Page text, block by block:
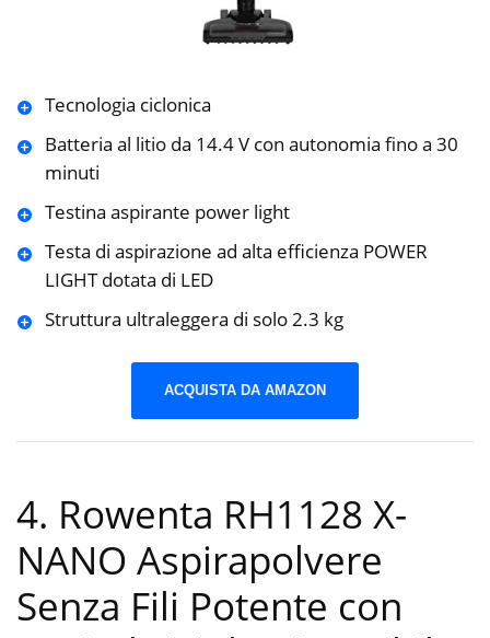
Tecnologia ciclonica
Batteria al litio da 14.4 V con autonomia fino a 30
minuti
Testina aspirante power light
Testa di aspirazione ad alta efficienza POWER
LIGHT dotata di LED
Struttura ultraleggera di solo 2.3 kg
ACQUISTA DA AMAZON
4. Rowenta RH1128 X-
NANO Aspirapolvere
Senza Fili Potente con